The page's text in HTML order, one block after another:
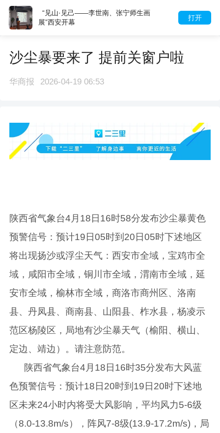
打开
“见山·见己——李世南、张宁师生画
展”西安开幕
沙尘暴要来了 提前关窗户啦
华商报 2026-04-19 06:53
陕西省气象台4月18日16时58分发布沙尘暴黄色
预警信号：预计19日05时到20日05时下述地区
将出现扬沙或浮尘天气：西安市全域，宝鸡市全
域，咸阳市全域，铜川市全域，渭南市全域，延
安市全域，榆林市全域，商洛市商州区、洛南
县、丹凤县、商南县、山阳县、柞水县，杨凌示
范区杨陵区，局地有沙尘暴天气（榆阳、横山、
定边、靖边）。请注意防范。
陕西省气象台4月18日16时35分发布大风蓝
色预警信号：预计18日20时到19日20时下述地
区未来24小时内将受大风影响，平均风力5-6级
（8.0-13.8m/s），阵风7-8级(13.9-17.2m/s)，局